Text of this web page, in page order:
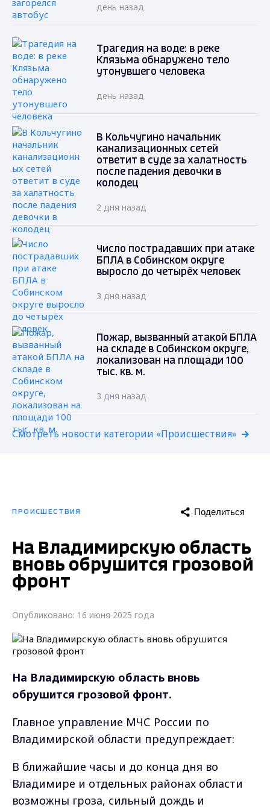
день назад
Трагедия на воде: в реке
Клязьма обнаружено тело
утонувшего человека
день назад
В Кольчугино начальник
канализационных сетей
ответит в суде за халатность
после падения девочки в
колодец
2 дня назад
Число пострадавших при атаке
БПЛА в Собинском округе
выросло до четырёх человек
3 дня назад
Пожар, вызванный атакой БПЛА
на складе в Собинском округе,
локализован на площади 100
тыс. кв. м.
3 дня назад
Смотреть новости категории «Происшествия»
ПРОИСШЕСТВИЯ Поделиться
На Владимирскую область
вновь обрушится грозовой
фронт
Опубликовано: 16 июня 2025 года
На Владимирскую область вновь
обрушится грозовой фронт.
Главное управление МЧС России по
Владимирской области предупреждает:
В ближайшие часы и до конца дня во
Владимире и отдельных районах области
возможны гроза, сильный дождь и